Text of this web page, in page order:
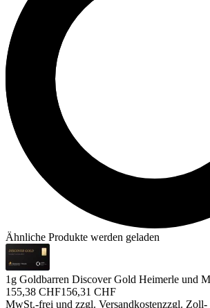
Ähnliche Produkte werden geladen
1g Goldbarren Discover Gold Heimerle und
155,38 CHF156,31 CHF
MwSt.-frei und zzgl. Versandkostenzzgl. Zoll-